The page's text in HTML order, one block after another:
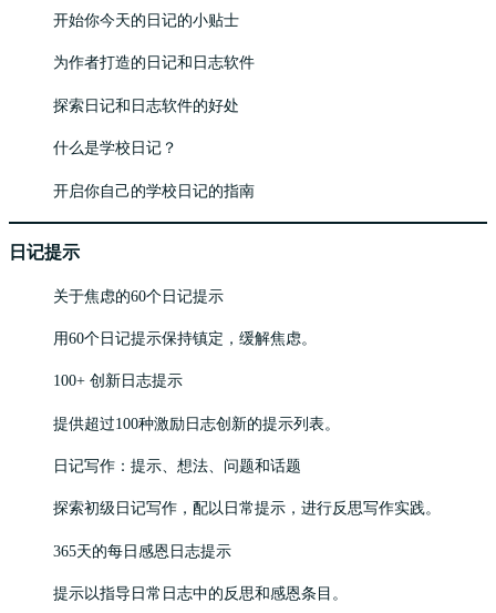
开始你今天的日记的小贴士
为作者打造的日记和日志软件
探索日记和日志软件的好处
什么是学校日记？
开启你自己的学校日记的指南
日记提示
关于焦虑的60个日记提示
用60个日记提示保持镇定，缓解焦虑。
100+ 创新日志提示
提供超过100种激励日志创新的提示列表。
日记写作：提示、想法、问题和话题
探索初级日记写作，配以日常提示，进行反思写作实践。
365天的每日感恩日志提示
提示以指导日常日志中的反思和感恩条目。